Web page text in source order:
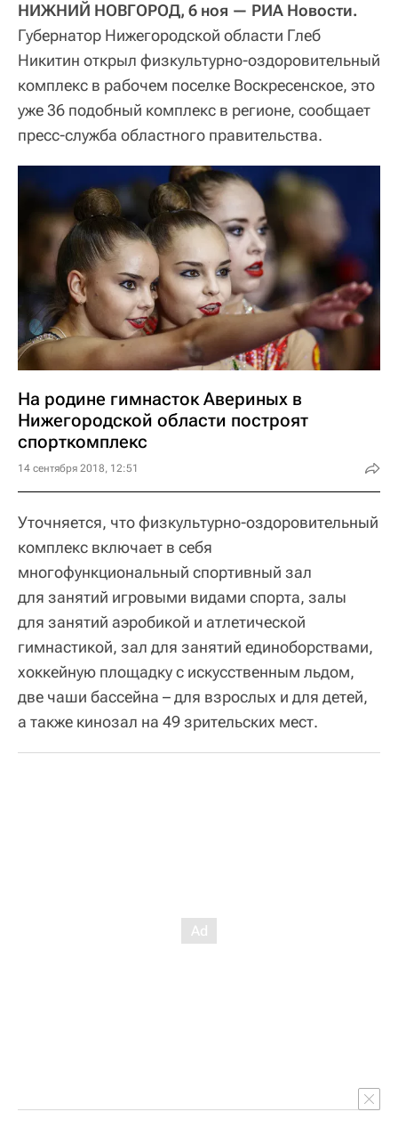
НИЖНИЙ НОВГОРОД, 6 ноя — РИА Новости.
Губернатор Нижегородской области Глеб
Никитин открыл физкультурно-оздоровительный
комплекс в рабочем поселке Воскресенское, это
уже 36 подобный комплекс в регионе, сообщает
пресс-служба областного правительства.
На родине гимнасток Авериных в
Нижегородской области построят
спорткомплекс
14 сентября 2018, 12:51
Уточняется, что физкультурно-оздоровительный
комплекс включает в себя
многофункциональный спортивный зал
для занятий игровыми видами спорта, залы
для занятий аэробикой и атлетической
гимнастикой, зал для занятий единоборствами,
хоккейную площадку с искусственным льдом,
две чаши бассейна – для взрослых и для детей,
а также кинозал на 49 зрительских мест.